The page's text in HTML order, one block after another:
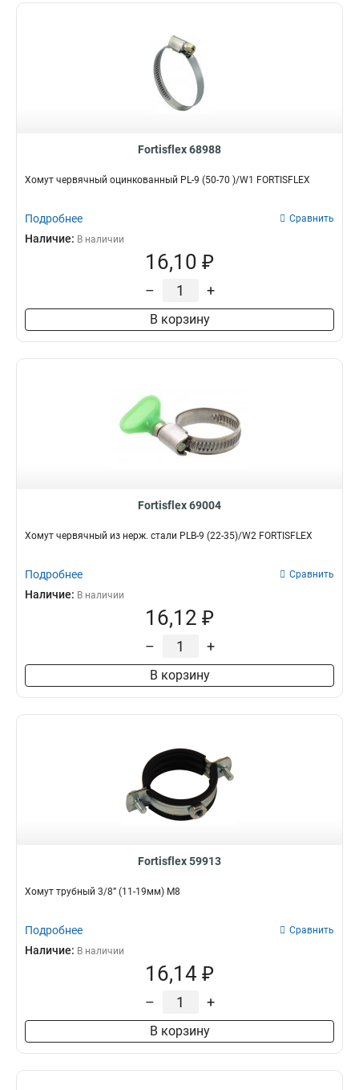
Fortisflex 68988
Хомут червячный оцинкованный PL-9 (50-70 )/W1 FORTISFLEX
Подробнее Сравнить
Наличие: В наличии
16,10 ₽
– +
В корзину
Fortisflex 69004
Хомут червячный из нерж. стали PLB-9 (22-35)/W2 FORTISFLEX
Подробнее Сравнить
Наличие: В наличии
16,12 ₽
– +
В корзину
Fortisflex 59913
Хомут трубный 3/8” (11-19мм) М8
Подробнее Сравнить
Наличие: В наличии
16,14 ₽
– +
В корзину